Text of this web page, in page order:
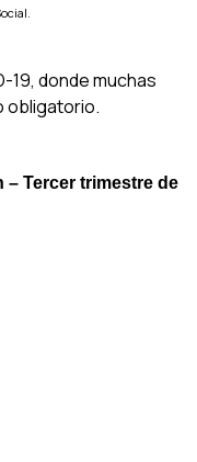
19, donde muchas
obligatorio.
Tercer trimestre de